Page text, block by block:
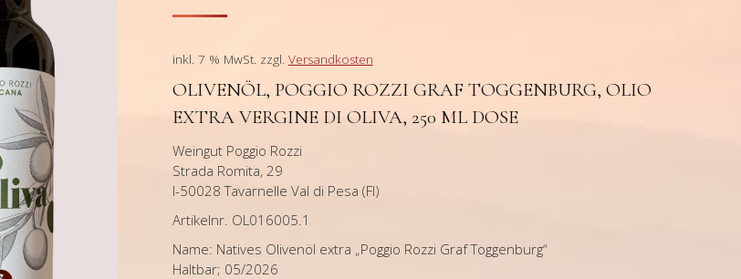
inkl. 7 % MwSt. zzgl. Versandkosten
OLIVENÖL, POGGIO ROZZI GRAF TOGGENBURG, OLIO
EXTRA VERGINE DI OLIVA, 250 ML DOSE
Weingut Poggio Rozzi
Strada Romita, 29
I-50028 Tavarnelle Val di Pesa (FI)
Artikelnr. OL016005.1
Name: Natives Olivenöl extra „Poggio Rozzi Graf Toggenburg“
Haltbar; 05/2026